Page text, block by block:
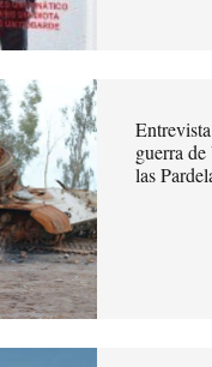
guerra
las